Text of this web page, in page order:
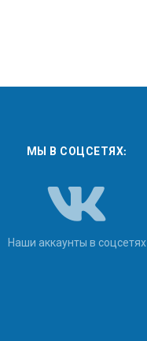
МЫ В СОЦСЕТЯХ:
Наши аккаунты в соцсетях